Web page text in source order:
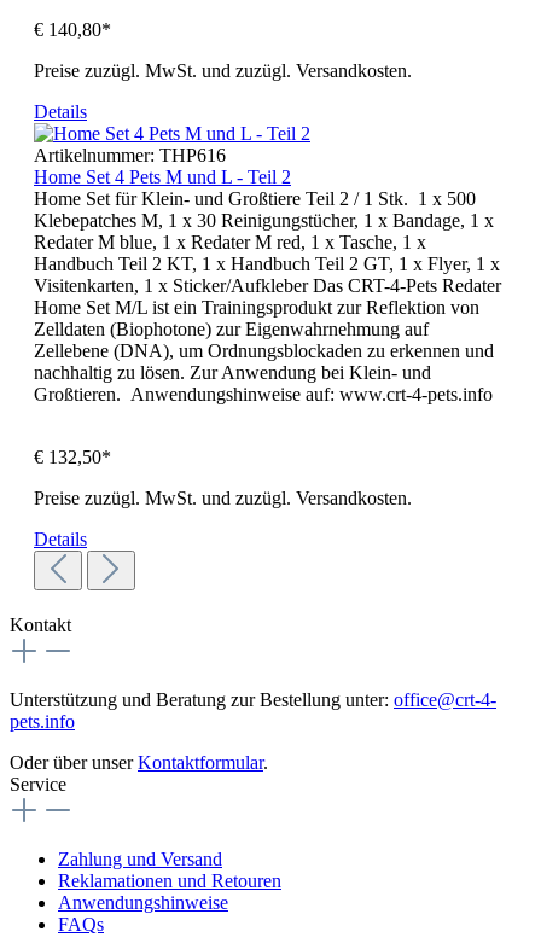
€ 140,80*
Preise zuzügl. MwSt. und zuzügl. Versandkosten.
Details
Artikelnummer: THP616
Home Set 4 Pets M und L - Teil 2
Home Set für Klein- und Großtiere Teil 2 / 1 Stk. 1 x 500
Klebepatches M, 1 x 30 Reinigungstücher, 1 x Bandage, 1 x
Redater M blue, 1 x Redater M red, 1 x Tasche, 1 x
Handbuch Teil 2 KT, 1 x Handbuch Teil 2 GT, 1 x Flyer, 1 x
Visitenkarten, 1 x Sticker/Aufkleber Das CRT-4-Pets Redater
Home Set M/L ist ein Trainingsprodukt zur Reflektion von
Zelldaten (Biophotone) zur Eigenwahrnehmung auf
Zellebene (DNA), um Ordnungsblockaden zu erkennen und
nachhaltig zu lösen. Zur Anwendung bei Klein- und
Großtieren. Anwendungshinweise auf: www.crt-4-pets.info
€ 132,50*
Preise zuzügl. MwSt. und zuzügl. Versandkosten.
Details
Kontakt
Unterstützung und Beratung zur Bestellung unter: office@crt-4-
pets.info
Oder über unserKontaktformular.
Service
Zahlung und Versand
Reklamationen und Retouren
Anwendungshinweise
FAQs